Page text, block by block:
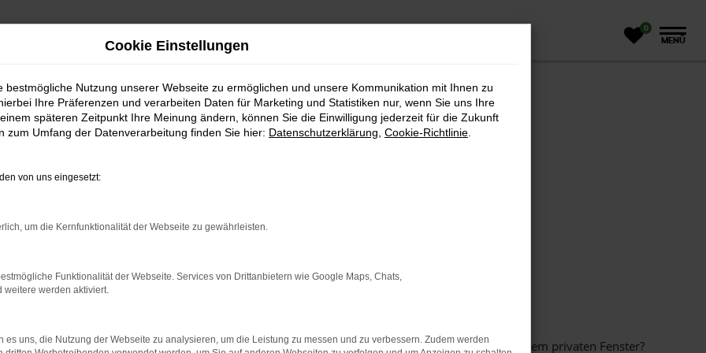
0
MENÜ
bestimmter Seiten verhindern. Funktioniert die Seite in einem anderen Browser oder in einem privaten Fenster?
Cookie Einstellungen
bestmögliche Nutzung unserer Webseite zu ermöglichen und unsere Kommunikation mit Ihnen zu
Ihre Präferenzen und verarbeiten Daten für Marketing und Statistiken nur, wenn Sie uns Ihre
späteren Zeitpunkt Ihre Meinung ändern, können Sie die Einwilligung jederzeit für die Zukunft
zum Umfang der Datenverarbeitung finden Sie hier: Datenschutzerklärung Cookie-Richtlinie
von uns eingesetzt:
um die Kernfunktionalität der Webseite zu gewährleisten.
Funktionalität der Webseite. Services von Drittanbietern wie Google Maps, Chats,
weitere werden aktiviert.
es uns, die Nutzung der Webseite zu analysieren, um die Leistung zu messen und zu verbessern. Zudem werden